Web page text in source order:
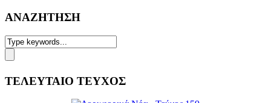
ΑΝΑΖΗΤΗΣΗ
ΤΕΛΕΥΤΑΙΟ ΤΕΥΧΟΣ